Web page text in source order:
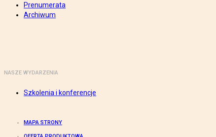
Prenumerata
Archiwum
NASZE WYDARZENIA
Szkolenia i konferencje
MAPA STRONY